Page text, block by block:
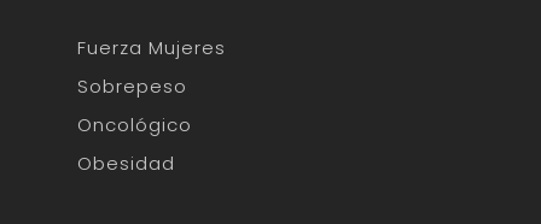
Fuerza Mujeres
Sobrepeso
Oncológico
Obesidad